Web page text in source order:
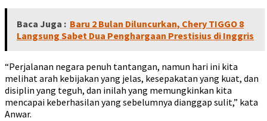
Baca Juga : Baru 2 Bulan Diluncurkan, Chery TIGGO 8
Langsung Sabet Dua Penghargaan Prestisius di Inggris
“Perjalanan negara penuh tantangan, namun hari ini kita
melihat arah kebijakan yang jelas, kesepakatan yang kuat, dan
disiplin yang teguh, dan inilah yang memungkinkan kita
mencapai keberhasilan yang sebelumnya dianggap sulit,” kata
Anwar.